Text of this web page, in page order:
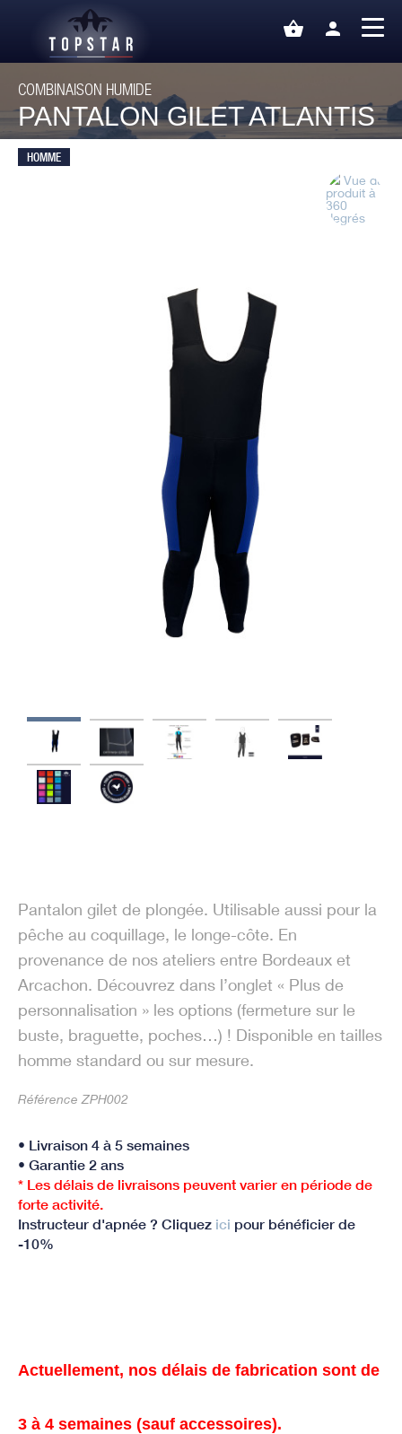
shopping_basket person
COMBINAISON HUMIDE
PANTALON GILET ATLANTIS
HOMME
Vue du
produit à
360
degrés
Pantalon gilet de plongée. Utilisable aussi pour la
pêche au coquillage, le longe-côte. En
provenance de nos ateliers entre Bordeaux et
Arcachon. Découvrez dans l’onglet « Plus de
personnalisation » les options (fermeture sur le
buste, braguette, poches…) ! Disponible en tailles
homme standard ou sur mesure.
Référence ZPH002
• Livraison 4 à 5 semaines
• Garantie 2 ans
* Les délais de livraisons peuvent varier en période de
forte activité.
Instructeur d'apnée ? Cliquez ici pour bénéficier de
-10%
Actuellement, nos délais de fabrication sont de
3 à 4 semaines (sauf accessoires).